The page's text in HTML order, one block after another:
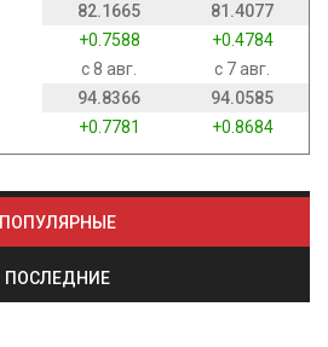
82.1665
81.4077
+0.7588
+0.4784
с 8 авг.
с 7 авг.
94.8366
94.0585
+0.7781
+0.8684
ПОПУЛЯРНЫЕ
ПОСЛЕДНИЕ